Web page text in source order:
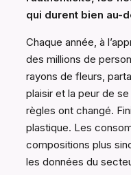
qui durent bien au-
Chaque année, à
des millions de
rayons de fleurs,
plaisir et la peur de
règles ont changé.
plastique. Les
compositions plus
les données du